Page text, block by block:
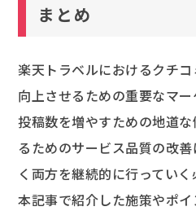
まとめ
楽天トラベルにおけるクチ
向上させるための重要なマー
投稿数を増やすための地道
るためのサービス品質の改
く両方を継続的に行っていく
本記事で紹介した施策やポ